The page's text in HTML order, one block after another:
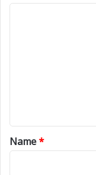
*
Name*